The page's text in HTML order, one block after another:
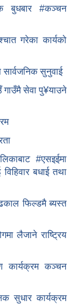
बुधबार #कञ्चन
गरेका कार्यको
सुनुवाई
गाउँमै सेवा पु¥याउने
#एसइईमा
विहिवार बधाई तथा
फिल्डमै ब्यस्त
लैजाने राष्ट्रिय
कार्यक्रम कञ्‍चन
सुधार कार्यक्रम